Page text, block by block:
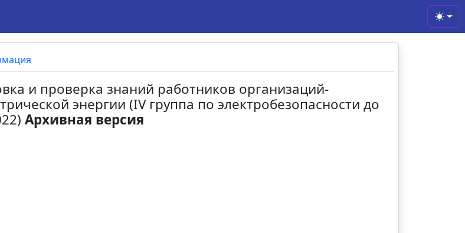
и проверка знаний работников организаций-
энергии (IV группа по электробезопасности до
Архивная версия